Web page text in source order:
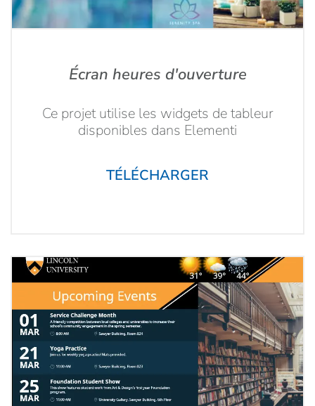
Écran heures d'ouverture
Ce projet utilise les widgets de tableur
disponibles dans Elementi
TÉLÉCHARGER